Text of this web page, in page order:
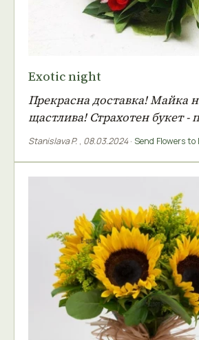
Exotic night
Прекрасна доставка! Майка
щастлива! Страхотен букет -
Stanislava P. , 08.03.2024· Send Flowers to